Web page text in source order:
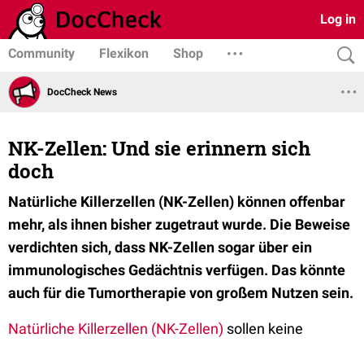
Log in
Community Flexikon Shop
DocCheck News
NK-Zellen: Und sie erinnern sich
doch
Natürliche Killerzellen (NK-Zellen) können offenbar
mehr, als ihnen bisher zugetraut wurde. Die Beweise
verdichten sich, dass NK-Zellen sogar über ein
immunologisches Gedächtnis verfügen. Das könnte
auch für die Tumortherapie von großem Nutzen sein.
Natürliche Killerzellen (NK-Zellen) sollen keine